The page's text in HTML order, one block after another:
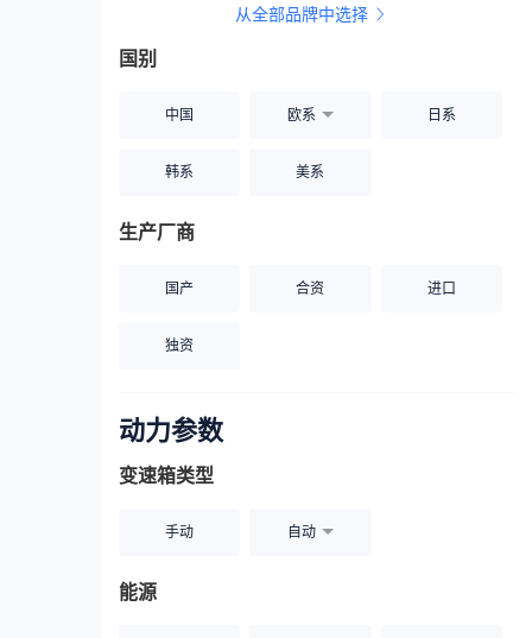
从全部品牌中选择
国别
中国 欧系 日系
韩系 美系
生产厂商
国产 合资 进口
独资
动力参数
变速箱类型
手动 自动
能源